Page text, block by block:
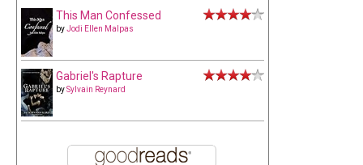
This Man Confessed
byJodi Ellen Malpas
Gabriel's Rapture
bySylvain Reynard